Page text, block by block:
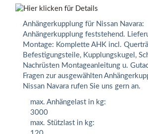
Anhängerkupplung für Nissan Navara:
Anhängerkupplung feststehend.
Montage: Komplette AHK incl.
Befestigungsteile, Kupplungskugel,
Nachrüsten Montageanleitung u.
Fragen zur ausgewählten
Nissan Navara rufen Sie uns gern an.
max. Anhängelast in kg:
3000
max. Stützlast in kg: